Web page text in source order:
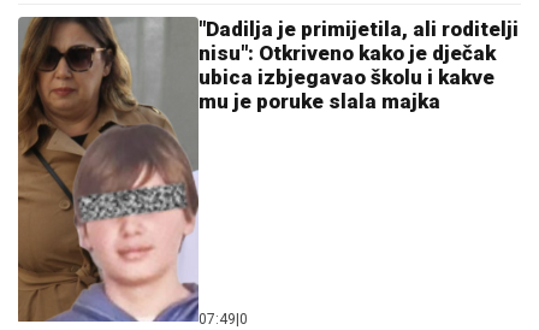
"Dadilja je primijetila, ali roditelji
nisu": Otkriveno kako je dječak
ubica izbjegavao školu i kakve
mu je poruke slala majka
07:49 0